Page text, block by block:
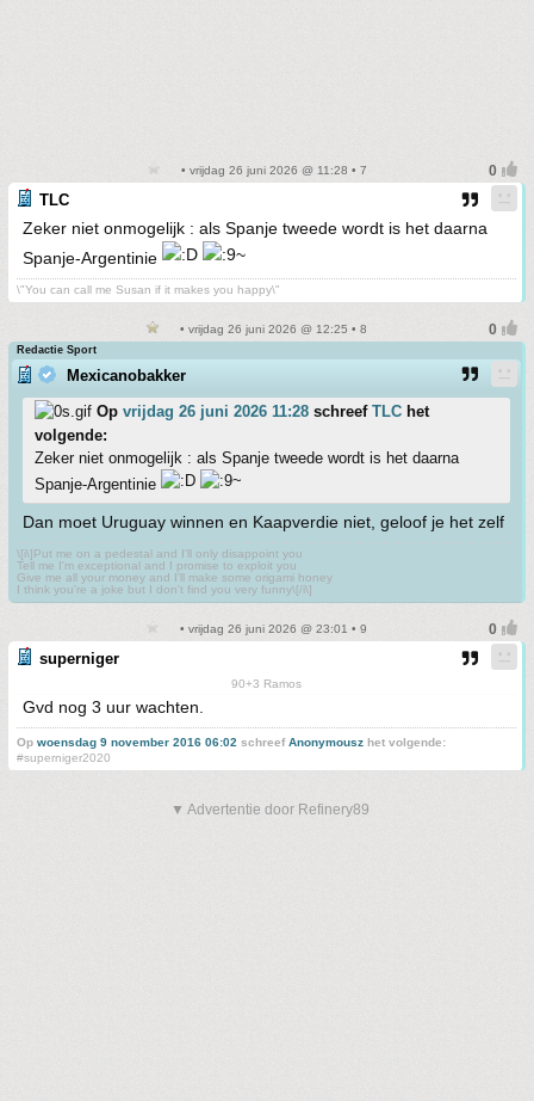
• vrijdag 26 juni 2026 @ 11:28 • 7
TLC
Zeker niet onmogelijk : als Spanje tweede wordt is het daarna
Spanje-Argentinie
\"You can call me Susan if it makes you happy\"
• vrijdag 26 juni 2026 @ 12:25 • 8
Redactie Sport
Mexicanobakker
Op vrijdag 26 juni 2026 11:28 schreef TLC het
volgende:
Zeker niet onmogelijk : als Spanje tweede wordt is het daarna
Spanje-Argentinie
Dan moet Uruguay winnen en Kaapverdie niet, geloof je het zelf
\[i\]Put me on a pedestal and I'll only disappoint you
Tell me I'm exceptional and I promise to exploit you
Give me all your money and I'll make some origami honey
I think you're a joke but I don't find you very funny\[/i\]
• vrijdag 26 juni 2026 @ 23:01 • 9
superniger
90+3 Ramos
Gvd nog 3 uur wachten.
Op woensdag 9 november 2016 06:02 schreefAnonymousz het volgende:
#superniger2020
▼ Advertentie door Refinery89